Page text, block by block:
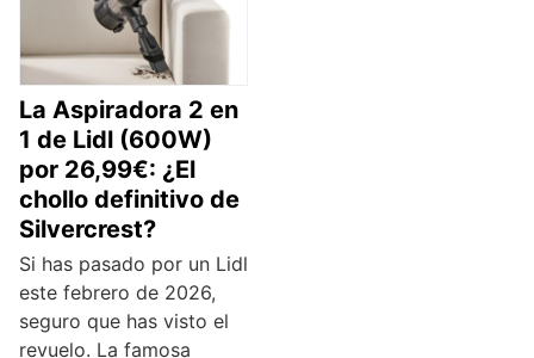
La Aspiradora 2 en
1 de Lidl (600W)
por 26,99€: ¿El
chollo definitivo de
Silvercrest?
Si has pasado por un Lidl
este febrero de 2026,
seguro que has visto el
revuelo. La famosa